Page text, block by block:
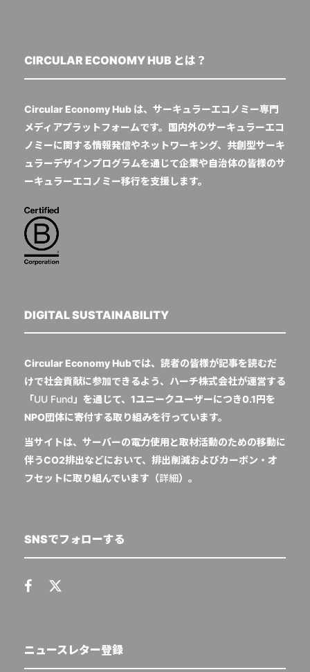
CIRCULAR ECONOMY HUB とは？
Circular Economy Hub は、サーキュラーエコノミー専門
メディアプラットフォームです。国内外のサーキュラーエコ
ノミーに関する情報発信やネットワーキング、共創型サーキ
ュラーデザインプログラムを通じて企業や自治体の皆様のサ
ーキュラーエコノミー移行を支援します。
DIGITAL SUSTAINABILITY
Circular Economy Hubでは、読者の皆様が記事を読むだ
けで社会貢献に参加できるよう、ハーチ株式会社が運営する
「UU Fund 」を通じて、1ユニークユーザーにつき0.1円を
NPO団体に寄付する取り組みを行っています。
当サイトは、サーバーの電力使用と取材活動のための移動に
伴うCO2排出などにおいて、排出削減およびカーボン・オ
フセットに取り組んでいます（詳細）。
SNSでフォローする
ニュースレター登録